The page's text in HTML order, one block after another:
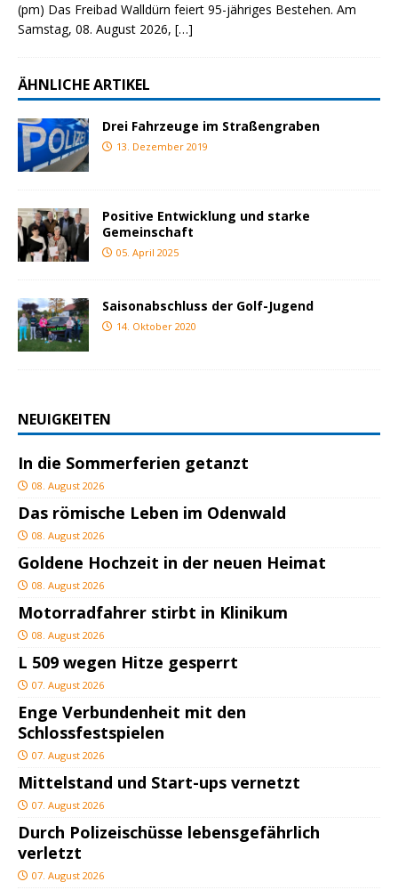
(pm) Das Freibad Walldürn feiert 95-jähriges Bestehen. Am
Samstag, 08. August 2026, […]
ÄHNLICHE ARTIKEL
Drei Fahrzeuge im Straßengraben
13. Dezember 2019
Positive Entwicklung und starke
Gemeinschaft
05. April 2025
Saisonabschluss der Golf-Jugend
14. Oktober 2020
NEUIGKEITEN
In die Sommerferien getanzt
08. August 2026
Das römische Leben im Odenwald
08. August 2026
Goldene Hochzeit in der neuen Heimat
08. August 2026
Motorradfahrer stirbt in Klinikum
08. August 2026
L 509 wegen Hitze gesperrt
07. August 2026
Enge Verbundenheit mit den
Schlossfestspielen
07. August 2026
Mittelstand und Start-ups vernetzt
07. August 2026
Durch Polizeischüsse lebensgefährlich
verletzt
07. August 2026